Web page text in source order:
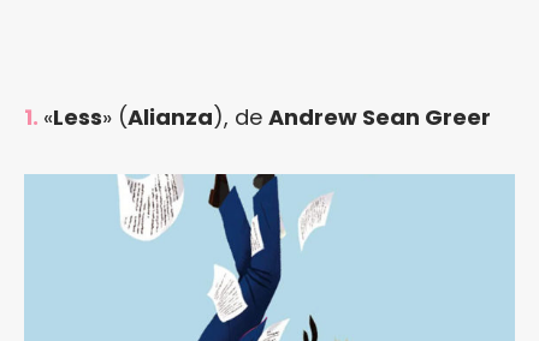
1. «Less» (Alianza), de Andrew Sean Greer